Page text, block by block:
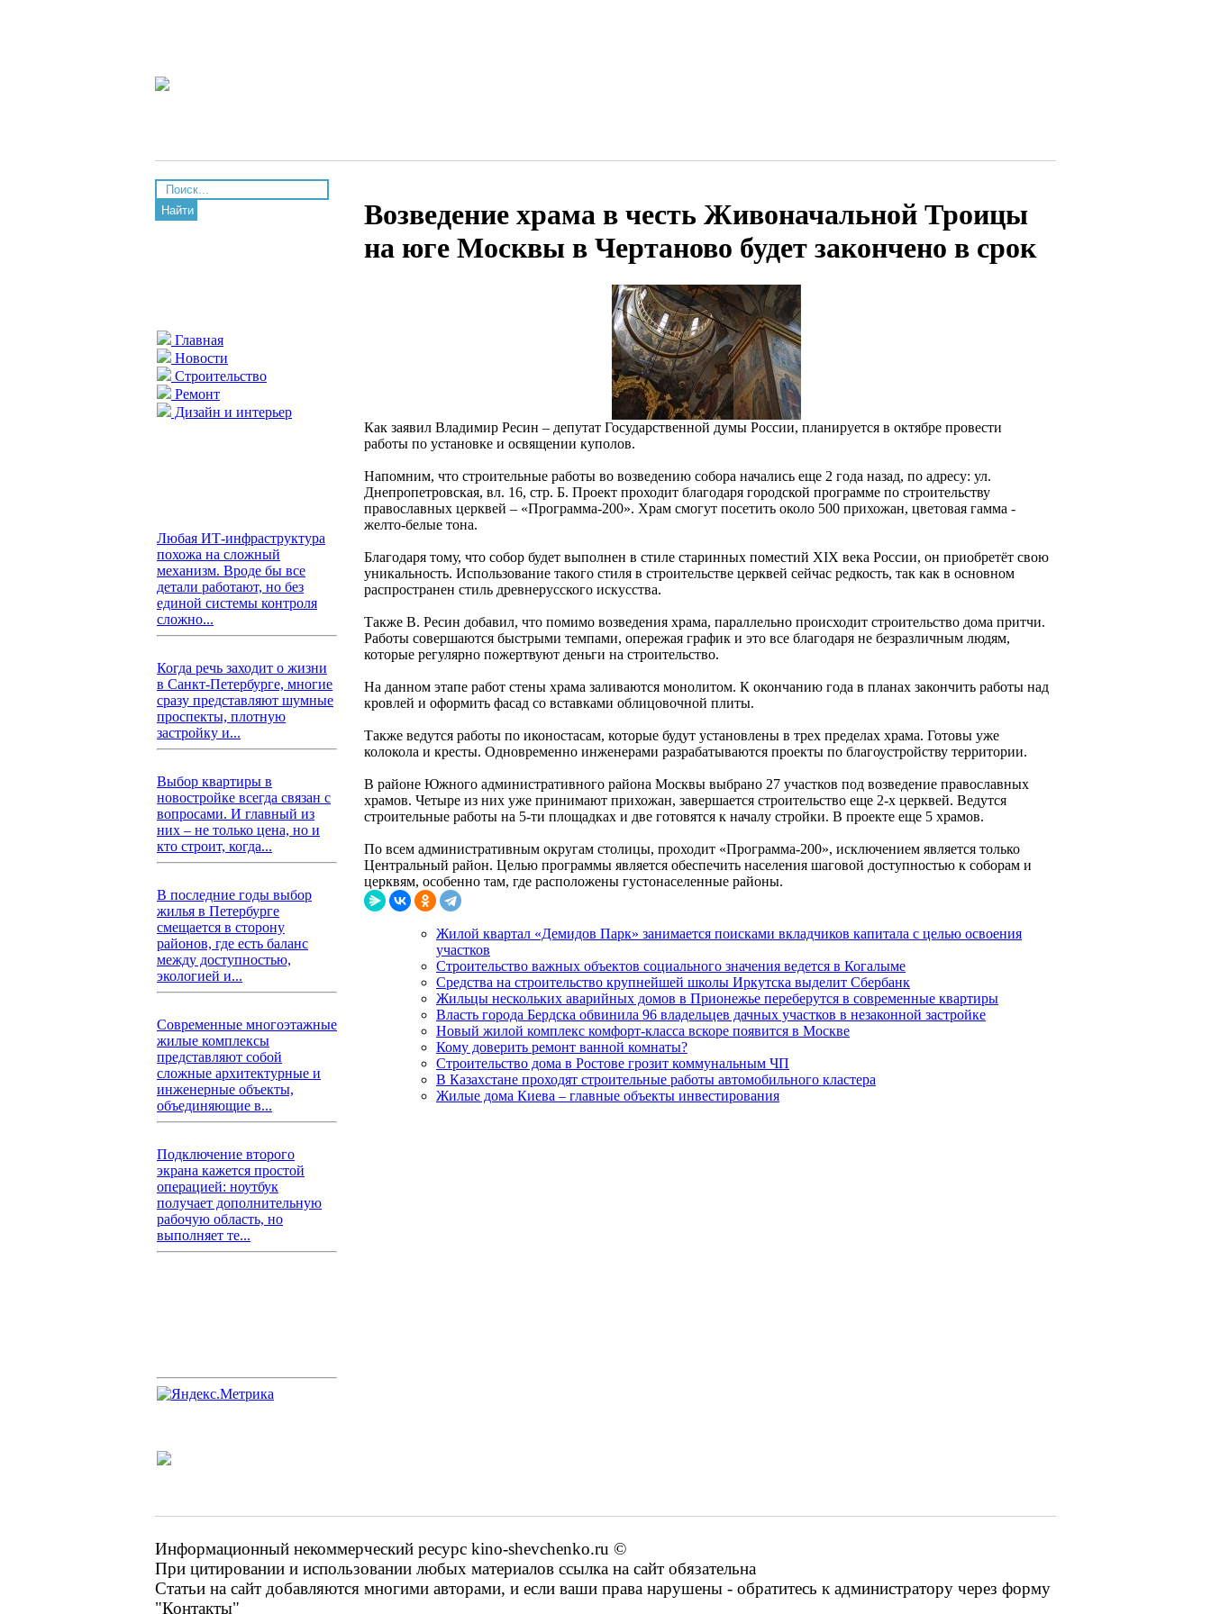
Найти
Главная
Новости
Строительство
Ремонт
Дизайн и интерьер
Любая ИТ-инфраструктура
похожа на сложный
механизм. Вроде бы все
детали работают, но без
единой системы контроля
сложно...
Когда речь заходит о жизни
в Санкт-Петербурге, многие
сразу представляют шумные
проспекты, плотную
застройку и...
Выбор квартиры в
новостройке всегда связан с
вопросами. И главный из
них – не только цена, но и
кто строит, когда...
В последние годы выбор
жилья в Петербурге
смещается в сторону
районов, где есть баланс
между доступностью,
экологией и...
Современные многоэтажные
жилые комплексы
представляют собой
сложные архитектурные и
инженерные объекты,
объединяющие в...
Подключение второго
экрана кажется простой
операцией: ноутбук
получает дополнительную
рабочую область, но
выполняет те...
Возведение храма в честь Живоначальной Троицы
на юге Москвы в Чертаново будет закончено в срок
Как заявил Владимир Ресин – депутат Государственной думы России, планируется в октябре провести
работы по установке и освящении куполов.
Напомним, что строительные работы во возведению собора начались еще 2 года назад, по адресу: ул.
Днепропетровская, вл. 16, стр. Б. Проект проходит благодаря городской программе по строительству
православных церквей – «Программа-200». Храм смогут посетить около 500 прихожан, цветовая гамма -
желто-белые тона.
Благодаря тому, что собор будет выполнен в стиле старинных поместий XIX века России, он приобретёт свою
уникальность. Использование такого стиля в строительстве церквей сейчас редкость, так как в основном
распространен стиль древнерусского искусства.
Также В. Ресин добавил, что помимо возведения храма, параллельно происходит строительство дома притчи.
Работы совершаются быстрыми темпами, опережая график и это все благодаря не безразличным людям,
которые регулярно пожертвуют деньги на строительство.
На данном этапе работ стены храма заливаются монолитом. К окончанию года в планах закончить работы над
кровлей и оформить фасад со вставками облицовочной плиты.
Также ведутся работы по иконостасам, которые будут установлены в трех пределах храма. Готовы уже
колокола и кресты. Одновременно инженерами разрабатываются проекты по благоустройству территории.
В районе Южного административного района Москвы выбрано 27 участков под возведение православных
храмов. Четыре из них уже принимают прихожан, завершается строительство еще 2-х церквей. Ведутся
строительные работы на 5-ти площадках и две готовятся к началу стройки. В проекте еще 5 храмов.
По всем административным округам столицы, проходит «Программа-200», исключением является только
Центральный район. Целью программы является обеспечить населения шаговой доступностью к соборам и
церквям, особенно там, где расположены густонаселенные районы.
Жилой квартал «Демидов Парк» занимается поисками вкладчиков капитала с целью освоения
участков
Строительство важных объектов социального значения ведется в Когалыме
Средства на строительство крупнейшей школы Иркутска выделит Сбербанк
Жильцы нескольких аварийных домов в Прионежье переберутся в современные квартиры
Власть города Бердска обвинила 96 владельцев дачных участков в незаконной застройке
Новый жилой комплекс комфорт-класса вскоре появится в Москве
Кому доверить ремонт ванной комнаты?
Строительство дома в Ростове грозит коммунальным ЧП
В Казахстане проходят строительные работы автомобильного кластера
Жилые дома Киева – главные объекты инвестирования
Информационный некоммерческий ресурс kino-shevchenko.ru ©
При цитировании и использовании любых материалов ссылка на сайт обязательна
Статьи на сайт добавляются многими авторами, и если ваши права нарушены - обратитесь к администратору через форму
"Контакты"